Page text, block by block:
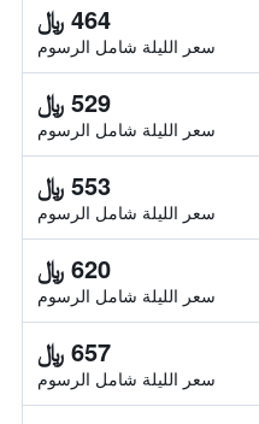
464 ﷼
سعر الليلة شامل الرسوم
529 ﷼
سعر الليلة شامل الرسوم
553 ﷼
سعر الليلة شامل الرسوم
620 ﷼
سعر الليلة شامل الرسوم
657 ﷼
سعر الليلة شامل الرسوم